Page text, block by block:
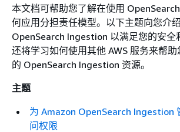
本文档可帮助您了解在使用
何应用分担责任模型。以下主题向您介
OpenSearch Ingestion 以满足您的安全
还将学习如何使用其他 AWS 服务来帮
的 OpenSearch Ingestion 资源。
主题
为 Amazon OpenSearch Ingestion
问权限